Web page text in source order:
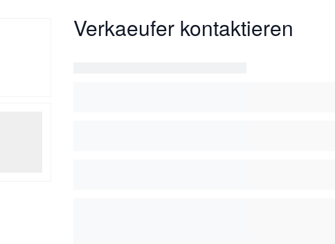
Verkaeufer kontaktieren